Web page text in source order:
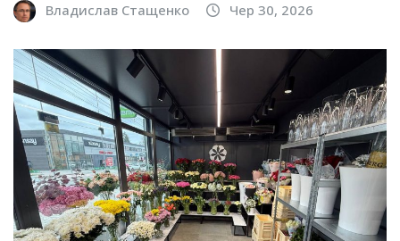
Владислав Стащенко Чер 30, 2026